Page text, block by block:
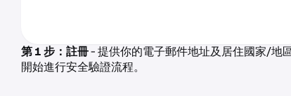
第 1 步：註冊- 提供你的電子郵件地址及居住國家/地
開始進行安全驗證流程。